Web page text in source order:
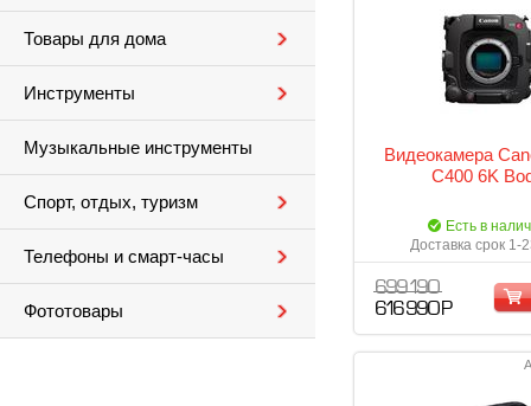
Товары для дома
Инструменты
Музыкальные инструменты
Спорт, отдых, туризм
Телефоны и смарт-часы
Фототовары
Видеокамера
C400 6K
Есть в
Доставка срок 1-
699 190
616 990 Р